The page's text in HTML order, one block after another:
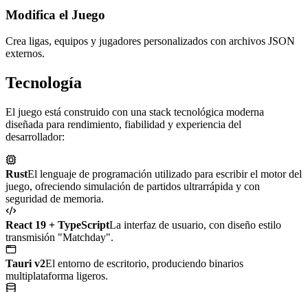
Modifica el Juego
Crea ligas, equipos y jugadores personalizados con archivos JSON
externos.
Tecnología
El juego está construido con una stack tecnológica moderna
diseñada para rendimiento, fiabilidad y experiencia del
desarrollador:
RustEl lenguaje de programación utilizado para escribir el motor del
juego, ofreciendo simulación de partidos ultrarrápida y con
seguridad de memoria.
React 19 + TypeScriptLa interfaz de usuario, con diseño estilo
transmisión "Matchday".
Tauri v2El entorno de escritorio, produciendo binarios
multiplataforma ligeros.